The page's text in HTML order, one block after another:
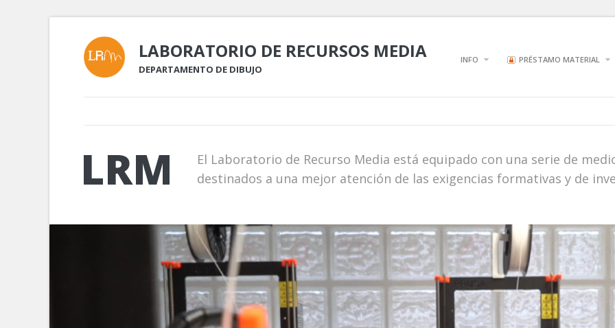
LABORATORIO DE RECURSOS MEDIA
DEPARTAMENTO DE DIBUJO
INFO PRÉSTAMO MATERIAL
LRM
El Laboratorio de Recurso Media está equipado con una serie de
destinados a una mejor atención de las exigencias formativas y de